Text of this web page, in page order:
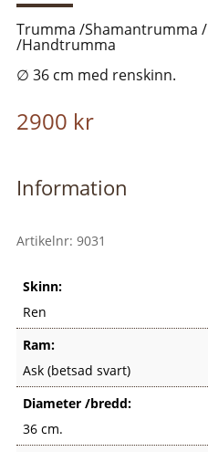
Trumma /Shamantrumma
/Handtrumma
∅ 36 cm med renskinn.
2900 kr
Information
Artikelnr: 9031
Skinn:
Ren
Ram:
Ask (betsad svart)
Diameter /bredd:
36 cm.